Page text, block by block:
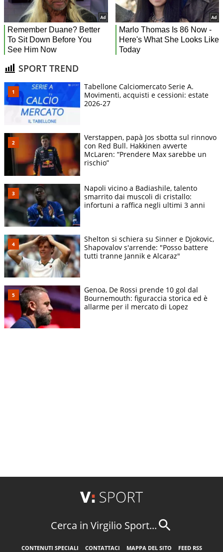
SPORT TREND
Tabellone Calciomercato Serie A.
Movimenti, acquisti e cessioni: estate
2026-27
Verstappen, papà Jos sbotta sul rinnovo
con Red Bull. Hakkinen avverte
McLaren: “Prendere Max sarebbe un
rischio”
Napoli vicino a Badiashile, talento
smarrito dai muscoli di cristallo:
infortuni a raffica negli ultimi 3 anni
Shelton si schiera su Sinner e Djokovic,
Shapovalov s'arrende: "Posso battere
tutti tranne Jannik e Alcaraz"
Genoa, De Rossi prende 10 gol dal
Bournemouth: figuraccia storica ed è
allarme per il mercato di Lopez
Cerca in Virgilio Sport...
CONTENUTI SPECIALI CONTATTACI MAPPA DEL SITO FEED RSS